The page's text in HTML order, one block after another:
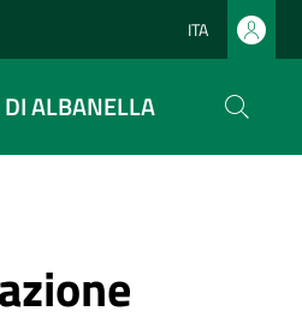
Lingua attiva:
ITA
ALBANELLA